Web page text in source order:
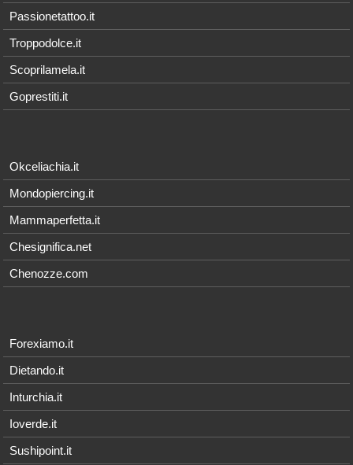
Passionetattoo.it
Troppodolce.it
Scoprilamela.it
Goprestiti.it
Okceliachia.it
Mondopiercing.it
Mammaperfetta.it
Chesignifica.net
Chenozze.com
Forexiamo.it
Dietando.it
Inturchia.it
Ioverde.it
Sushipoint.it